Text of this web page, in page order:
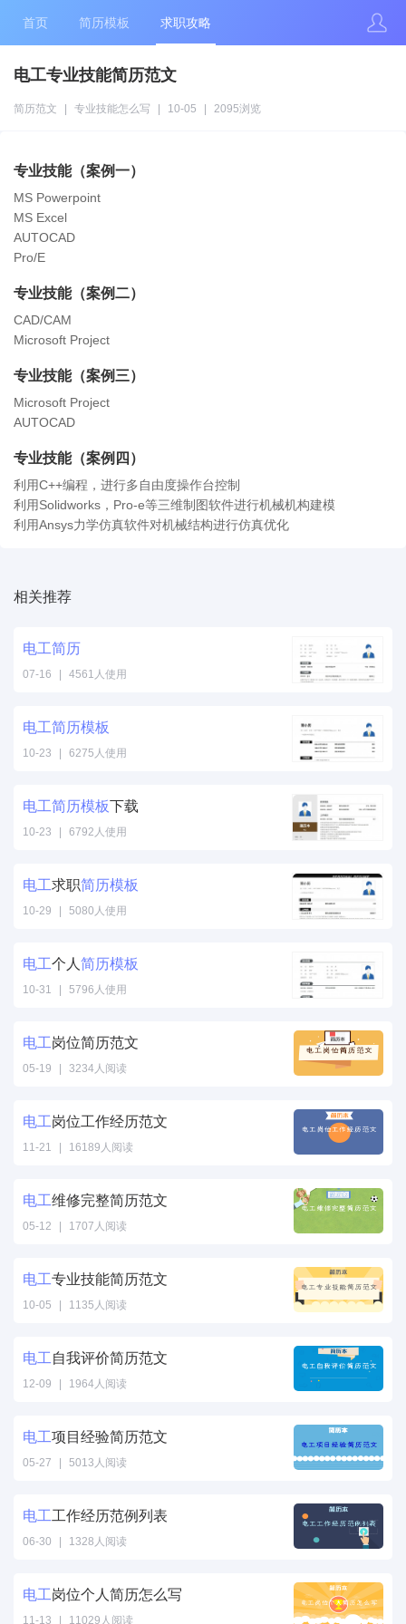
首页 简历模板 求职攻略
电工专业技能简历范文
简历范文 专业技能怎么写 10-05 2095浏览
专业技能（案例一）
MS Powerpoint
MS Excel
AUTOCAD
Pro/E
专业技能（案例二）
CAD/CAM
Microsoft Project
专业技能（案例三）
Microsoft Project
AUTOCAD
专业技能（案例四）
利用C++编程，进行多自由度操作台控制
利用Solidworks，Pro-e等三维制图软件进行机械机构建模
利用Ansys力学仿真软件对机械结构进行仿真优化
相关推荐
电工简历
07-16 4561人使用
电工简历模板
10-23 6275人使用
电工简历模板下载
10-23 6792人使用
电工求职简历模板
10-29 5080人使用
电工个人 简历模板
10-31 5796人使用
电工岗位简历范文
05-19 3234人阅读
电工岗位工作经历范文
11-21 16189人阅读
电工维修完整简历范文
05-12 1707人阅读
电工专业技能简历范文
10-05 1135人阅读
电工 自我评价简历范文
12-09 1964人阅读
电工项目经验简历范文
05-27 5013人阅读
电工工作经历范例列表
06-30 1328人阅读
电工岗位个人简历怎么写
11-13 11029人阅读